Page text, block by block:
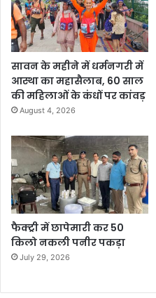
सावन के महीने में धर्मनगरी में
आस्था का महासैलाब, 60 साल
की महिलाओं के कंधों पर कांवड़
August 4, 2026
फैक्ट्री में छापेमारी कर 50
किलो नकली पनीर पकड़ा
July 29, 2026